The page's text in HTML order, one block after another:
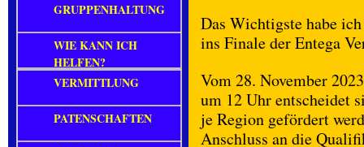
Das Wichtigste habe
ins Finale der Entega
Vom 28. November
um 12 Uhr entscheidet
je Region gefördert
Anschluss an die
GRUPPENHALTUNG
WIE KANN ICH
HELFEN?
VERMITTLUNG
PATENSCHAFTEN